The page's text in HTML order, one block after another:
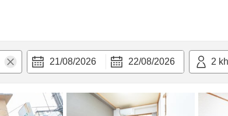
21/08/2026 22/08/2026 2
nghi